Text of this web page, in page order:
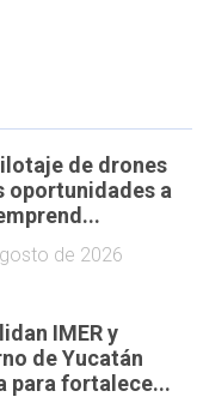
de drones
oportunidades a
de 2026
IMER y
de Yucatán
para fortalece...